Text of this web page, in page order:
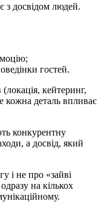
з досвідом людей.
гостей.
кейтеринг,
кожна деталь впливає
конкурентну
а досвід, який
і не про «зайві
на кількох